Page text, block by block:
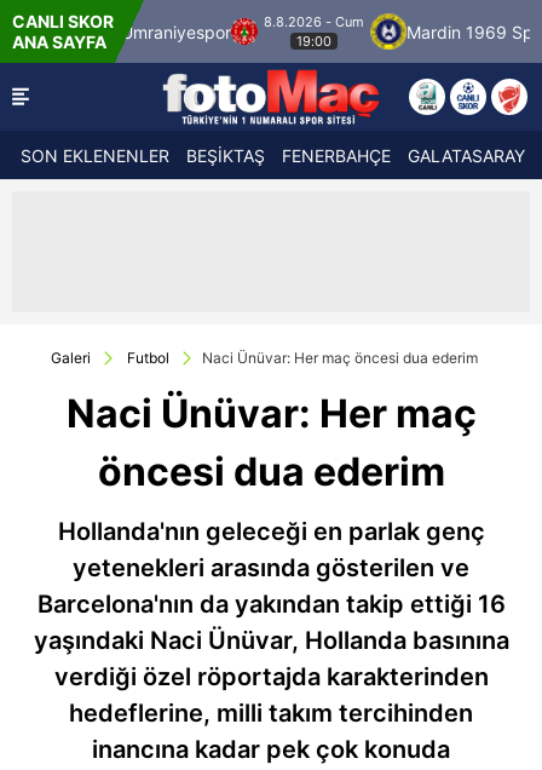
CANLI SKOR
ANA SAYFA
Ümraniyespor
8.8.2026 - Cum
19:00
Mardin 1969 Spor
SON EKLENENLER BEŞİKTAŞ FENERBAHÇE GALATASARAY
Galeri Futbol Naci Ünüvar: Her maç öncesi dua ederim
Naci Ünüvar: Her maç
öncesi dua ederim
Hollanda'nın geleceği en parlak genç
yetenekleri arasında gösterilen ve
Barcelona'nın da yakından takip ettiği 16
yaşındaki Naci Ünüvar, Hollanda basınına
verdiği özel röportajda karakterinden
hedeflerine, milli takım tercihinden
inancına kadar pek çok konuda